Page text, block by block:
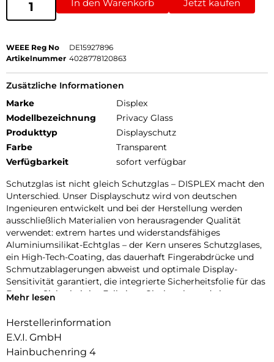
In den Warenkorb Jetzt kaufen
WEEE Reg No
DE15927896
Artikelnummer 4028778120863
Zusätzliche Informationen
Marke
Displex
Modellbezeichnung
Privacy Glass
Produkttyp
Displayschutz
Farbe
Transparent
Verfügbarkeit
sofort verfügbar
Schutzglas ist nicht gleich Schutzglas – DISPLEX macht den
Unterschied. Unser Displayschutz wird von deutschen
Ingenieuren entwickelt und bei der Herstellung werden
ausschließlich Materialien von herausragender Qualität
verwendet: extrem hartes und widerstandsfähiges
Aluminiumsilikat-Echtglas – der Kern unseres Schutzglases,
ein High-Tech-Coating, das dauerhaft Fingerabdrücke und
Schmutzablagerungen abweist und optimale Display-
Sensitivität garantiert, die integrierte Sicherheitsfolie für das
Extra an Sicherheit im Fall eines Glasbruchs und ein
bis zum Rand gewährleistet und zugleich rückstandsfreie
Herstellung unter höchsten Fertigungsstandards mit
lückenloser Qualitätssicherung, bietet DISPLEX bereits seit
Mehr lesen
Herstellerinformation
E.V.I. GmbH
Hainbuchenring 4